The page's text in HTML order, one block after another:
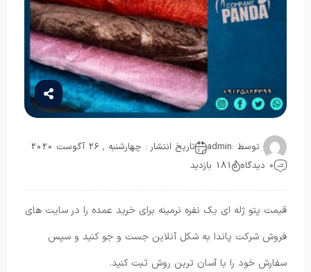
توسط :admin
تاریخ انتشار : چهارشنبه , 26 آگوست 2020
0 دیدگاه
181 بازدید
قیمت پتو ژله ای یک نفره نرمینه برای خرید عمده را در سایت های
فروش شرکت پاندا به شکل آنلاین جست و جو کنید و سپس
سفارش خود را با آسان ترین روش ثبت کنید.